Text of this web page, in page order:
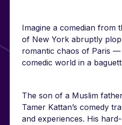
Imagine a comedian from
of New York abruptly
romantic chaos of Paris —
comedic world in a
The son of a Muslim
Tamer Kattan’s comedy
and experiences. His